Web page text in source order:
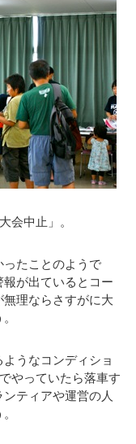
会中止」。
たことのようで
が出ているとコー
理ならさすがに大
うなコンディショ
やっていたら落車す
ティアや運営の人